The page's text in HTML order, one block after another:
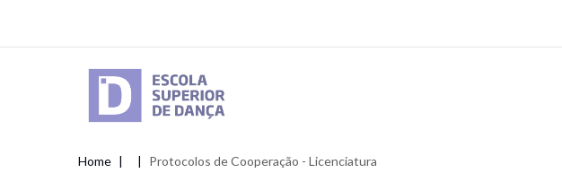
Home Protocolos de Cooperação - Licenciatura